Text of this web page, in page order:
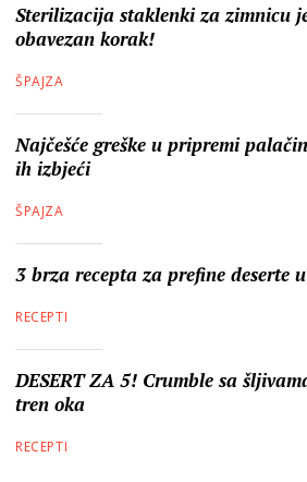
Sterilizacija staklenki za zimnicu
obavezan korak!
ŠPAJZA
Najčešće greške u pripremi
ih izbjeći
ŠPAJZA
3 brza recepta za prefine deserte
RECEPTI
DESERT ZA 5! Crumble sa
tren oka
RECEPTI